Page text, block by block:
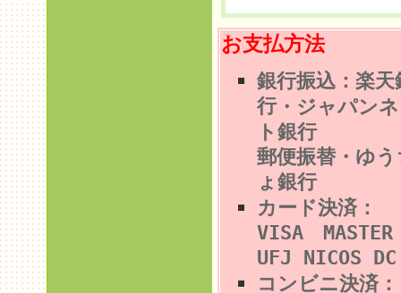
お支払方法
銀行振込：楽天
行・ジャパン
ト銀行
郵便振替・ゆ
ょ銀行
カード決済：
VISA
UFJ NICOS DC
コンビニ決済